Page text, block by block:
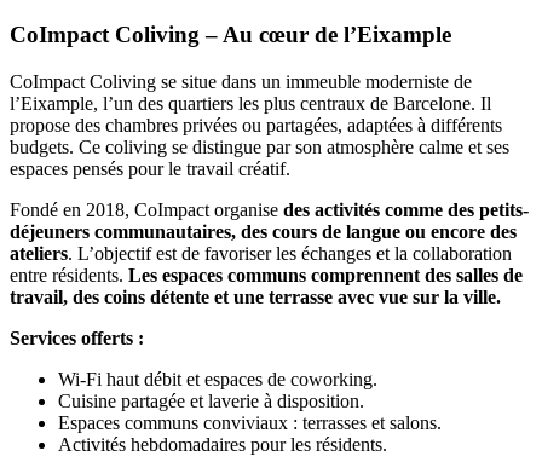
CoImpact Coliving – Au cœur de l’Eixample
CoImpact Coliving se situe dans un immeuble moderniste de
l’Eixample, l’un des quartiers les plus centraux de Barcelone. Il
propose des chambres privées ou partagées, adaptées à différents
budgets. Ce coliving se distingue par son atmosphère calme et ses
espaces pensés pour le travail créatif.
Fondé en 2018, CoImpact organise des activités comme des petits-
déjeuners communautaires, des cours de langue ou encore des
ateliers. L’objectif est de favoriser les échanges et la collaboration
entre résidents. Les espaces communs comprennent des salles de
travail, des coins détente et une terrasse avec vue sur la ville.
Services offerts :
Wi-Fi haut débit et espaces de coworking.
Cuisine partagée et laverie à disposition.
Espaces communs conviviaux : terrasses et salons.
Activités hebdomadaires pour les résidents.